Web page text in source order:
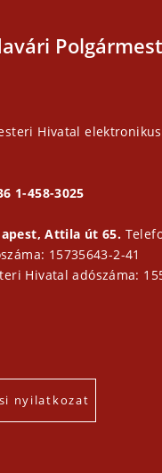
Hivatal
1-458-3025
Attila út 65.
15735643-2-41
Hivatal adószáma:
nyilatkozat